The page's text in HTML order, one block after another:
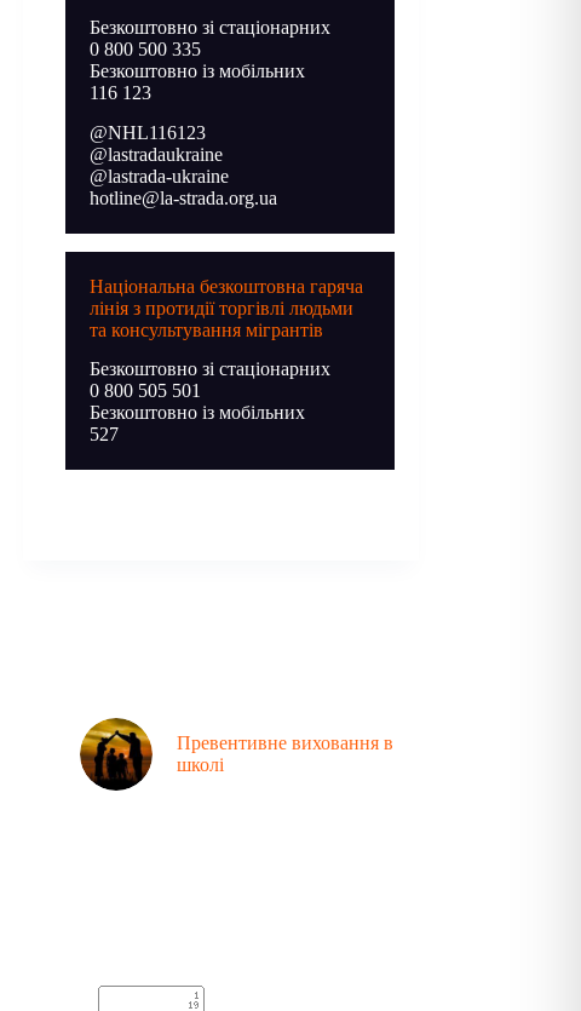
Безкоштовно зі стаціонарних
0 800 500 335
Безкоштовно із мобільних
116 123
@NHL116123
@lastradaukraine
@lastrada-ukraine
hotline@la-strada.org.ua
Національна безкоштовна гаряча
лінія з протидії торгівлі людьми
та консультування мігрантів
Безкоштовно зі стаціонарних
0 800 505 501
Безкоштовно із мобільних
527
Превентивне виховання в
школі